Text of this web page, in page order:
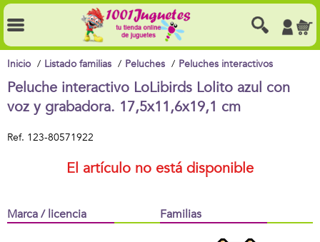
Inicio Listado familias Peluches Peluches interactivos
Peluche interactivo LoLibirds Lolito azul con
voz y grabadora. 17,5x11,6x19,1 cm
Ref. 123-80571922
El artículo no está disponible
Marca / licencia Familias